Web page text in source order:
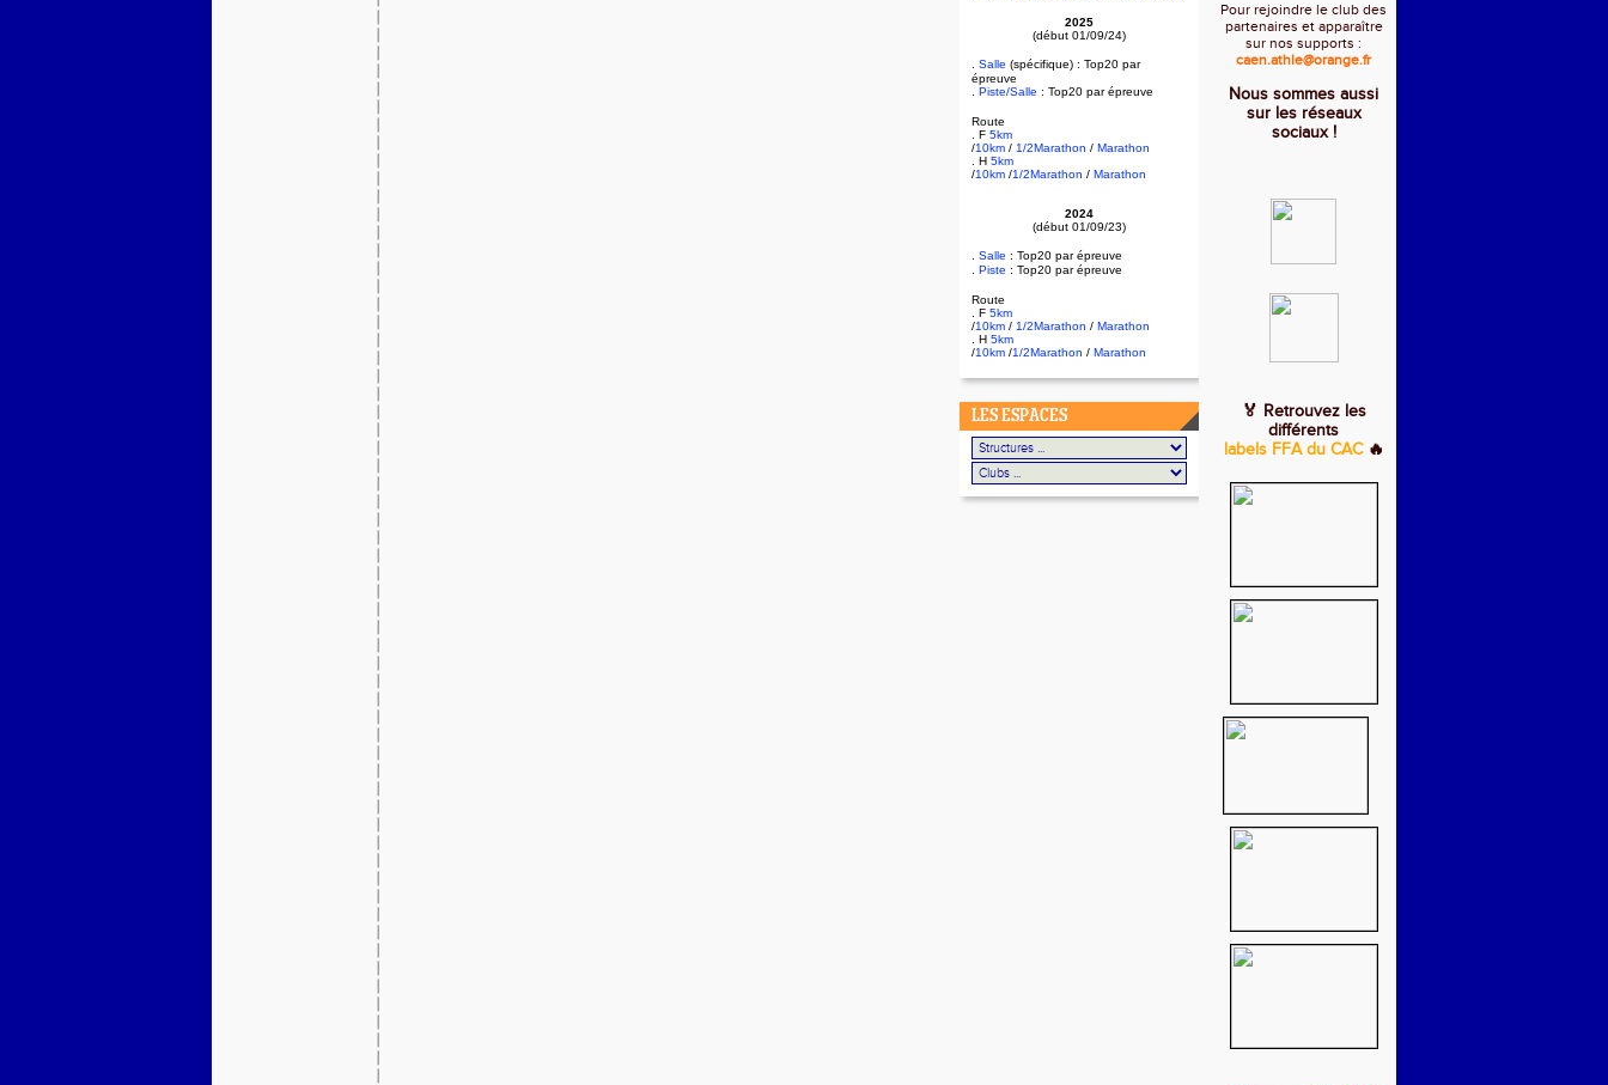
2025
(début 01/09/24)
. Salle (spécifique) : Top20 par
épreuve
Piste/Salle : Top20 par épreuve
Route
. F 5km
/10km / 1/2Marathon / Marathon
. H 5km
/10km /1/2Marathon / Marathon
2024
(début 01/09/23)
. Salle : Top20 par épreuve
Piste : Top20 par épreuve
Route
. F 5km
/10km / 1/2Marathon / Marathon
. H 5km
/10km /1/2Marathon / Marathon
LES ESPACES
Pour rejoindre le club des
partenaires et apparaître
sur nos supports :
caen.athle@orange.fr
Nous sommes aussi
sur les réseaux
sociaux !
🏅 Retrouvez les
différents
labels FFA du CAC 🔥